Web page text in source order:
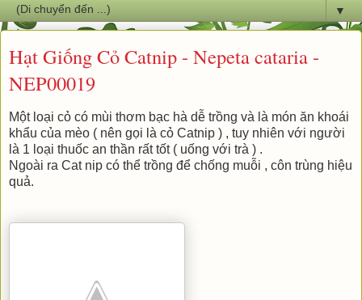
▼
Hạt Giống Cỏ Catnip - Nepeta cataria -
NEP00019
Một loại cỏ có mùi thơm bạc hà dễ trồng và là món ăn khoái
khẩu của mèo ( nên gọi là cỏ Catnip ) , tuy nhiên với người
là 1 loại thuốc an thần rất tốt ( uống với trà ) .
Ngoài ra Cat nip có thể trồng để chống muỗi , côn trùng hiệu
quả.